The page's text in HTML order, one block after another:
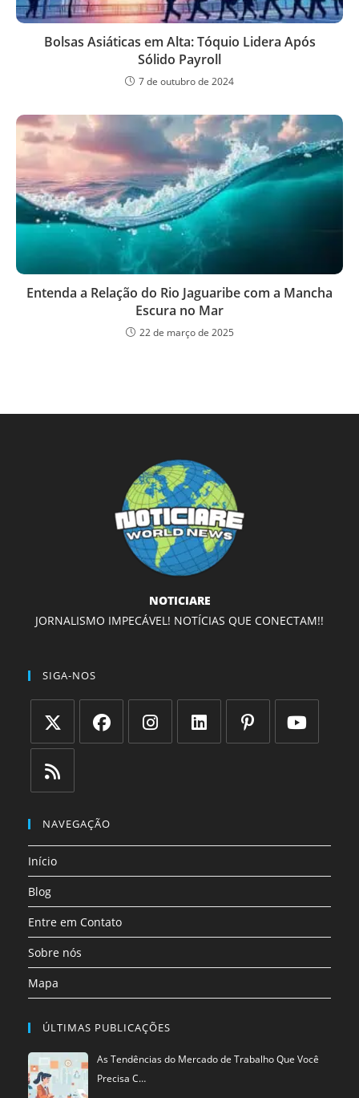
Bolsas Asiáticas em Alta: Tóquio Lidera Após
Sólido Payroll
7 de outubro de 2024
Entenda a Relação do Rio Jaguaribe com a Mancha
Escura no Mar
22 de março de 2025
NOTICIARE
JORNALISMO IMPECÁVEL! NOTÍCIAS QUE CONECTAM!!
SIGA-NOS
Abre
em
uma
aba
aba
em
uma
nova
aba
NAVEGAÇÃO
Início
Blog
Entre em Contato
Sobre nós
Mapa
ÚLTIMAS PUBLICAÇÕES
As Tendências do Mercado de Trabalho Que Você
Precisa C…